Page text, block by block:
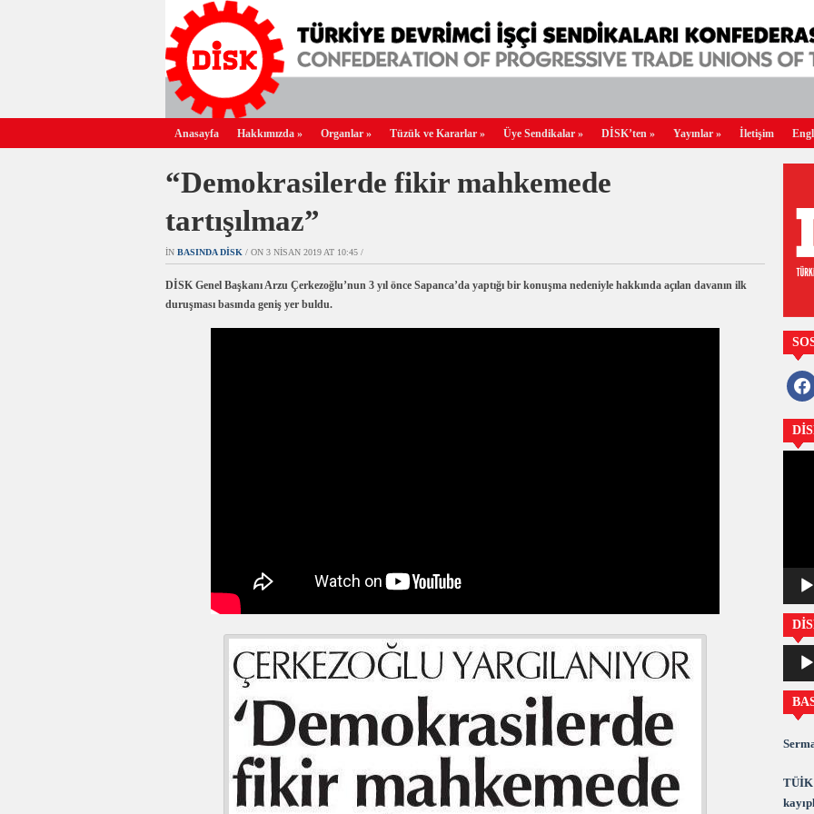
Anasayfa Hakkımızda » Organlar » Tüzük ve Kararlar » Üye Sendikalar » DİSK’ten » Yayınlar » İletişim
“Demokrasilerde fikir mahkemede
tartışılmaz”
IN BASINDA DİSK / ON 3 NISAN 2019 AT 10:45 /
DİSK Genel Başkanı Arzu Çerkezoğlu’nun 3 yıl önce Sapanca’da yaptığı bir konuşma nedeniyle hakkında açılan davanın ilk
duruşması basında geniş yer buldu.
oynatıcı
TÜİK